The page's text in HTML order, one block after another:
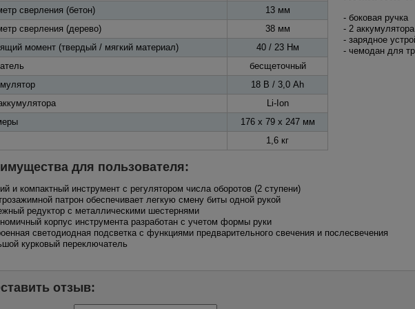
сверления (бетон)
13 мм
сверления (дерево)
38 мм
момент (твердый / мягкий материал)
40 / 23 Нм
бесщеточный
18 В / 3,0 Ah
Li-Ion
176 x 79 x 247 мм
1,6 кг
- боковая ручка
- 2 аккумулятора
- зарядное
- чемодан для
для пользователя:
и компактный инструмент с регулятором числа оборотов (2 ступени)
патрон обеспечивает легкую смену биты одной рукой
редуктор с металлическими шестернями
корпус инструмента разработан с учетом формы руки
светодиодная подсветка с функциями предварительного свечения и послесвечения
курковый переключатель
отзыв: